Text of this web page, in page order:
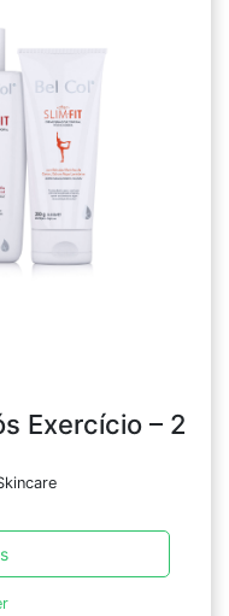
Exercício – 2